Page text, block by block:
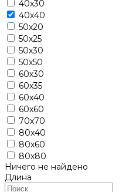
40х30
40х40
50х20
50х25
50х30
50х50
60х30
60х35
60х40
60х60
70х70
80х40
80х60
80х80
Ничего не найдено
Длина